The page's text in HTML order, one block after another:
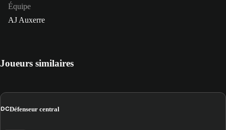
Équipe
AJ Auxerre
Joueurs similaires
DCDéfenseur central